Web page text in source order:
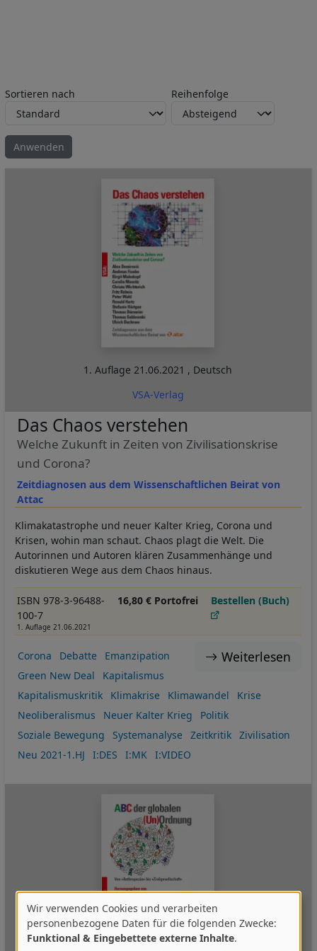
Sortieren nach Reihenfolge
1. Auflage21.06.2021 , Deutsch
VSA-Verlag
Zeitdiagnosen aus dem Wissenschaftlichen Beirat von
Attac
Das Chaos verstehen
Welche Zukunft in Zeiten von Zivilisationskrise
und Corona?
Klimakatastrophe und neuer Kalter Krieg, Corona und
Krisen, wohin man schaut. Chaos plagt die Welt. Die
Autorinnen und Autoren klären Zusammenhänge und
diskutieren Wege aus dem Chaos hinaus.
ISBN 978-3-96488-
100-7
1. Auflage 21.06.2021
16,80 € Portofrei Bestellen (Buch)
Weiterlesen
Corona Debatte
Emanzipation
Green New Deal
Kapitalismus
Kapitalismuskritik
Klimakrise Klimawandel
Krise
Neoliberalismus
Neuer Kalter Krieg
Politik
Soziale Bewegung
Systemanalyse Zeitkritik
Zivilisation
Neu 2021-1.HJ
I:DES I:MK I:VIDEO
Verwendung
von
Wir verwenden Cookies und verarbeiten
personenbezogene Daten für die folgenden Zwecke:
Funktional & Eingebettete externe Inhalte.